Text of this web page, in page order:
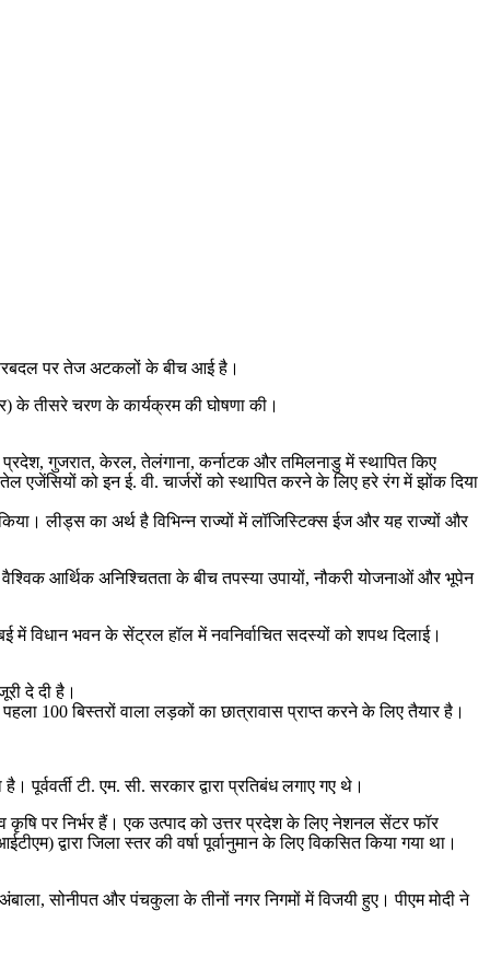
फेरबदल पर तेज अटकलों के बीच आई है।
के तीसरे चरण के कार्यक्रम की घोषणा की।
गुजरात, केरल, तेलंगाना, कर्नाटक और तमिलनाडु में स्थापित किए
को इन ई. वी. चार्जरों को स्थापित करने के लिए हरे रंग में झोंक दिया
लीड्स का अर्थ है विभिन्न राज्यों में लॉजिस्टिक्स ईज और यह राज्यों और
आर्थिक अनिश्चितता के बीच तपस्या उपायों, नौकरी योजनाओं और भूपेन
में विधान भवन के सेंट्रल हॉल में नवनिर्वाचित सदस्यों को शपथ दिलाई।
दे दी है।
100 बिस्तरों वाला लड़कों का छात्रावास प्राप्त करने के लिए तैयार है।
टी. एम. सी. सरकार द्वारा प्रतिबंध लगाए गए थे।
कृषि पर निर्भर हैं। एक उत्पाद को उत्तर प्रदेश के लिए नेशनल सेंटर फॉर
द्वारा जिला स्तर की वर्षा पूर्वानुमान के लिए विकसित किया गया था।
सोनीपत और पंचकुला के तीनों नगर निगमों में विजयी हुए। पीएम मोदी ने